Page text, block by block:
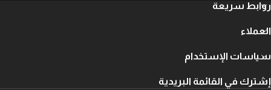
روابط سريعة
العملاء
سياسات الإستخدام
إشترك في القائمة البريدية